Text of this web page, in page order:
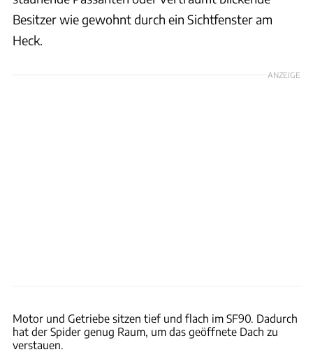
Besitzer wie gewohnt durch ein Sichtfenster am
Heck.
ANZEIGE
Motor und Getriebe sitzen tief und flach im SF90. Dadurch
hat der Spider genug Raum, um das geöffnete Dach zu
verstauen.